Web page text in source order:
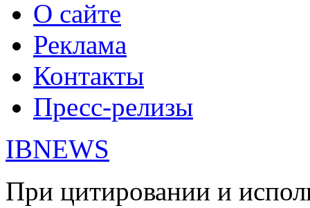
О сайте
Реклама
Контакты
Пресс-релизы
IBNEWS
При цитировании и